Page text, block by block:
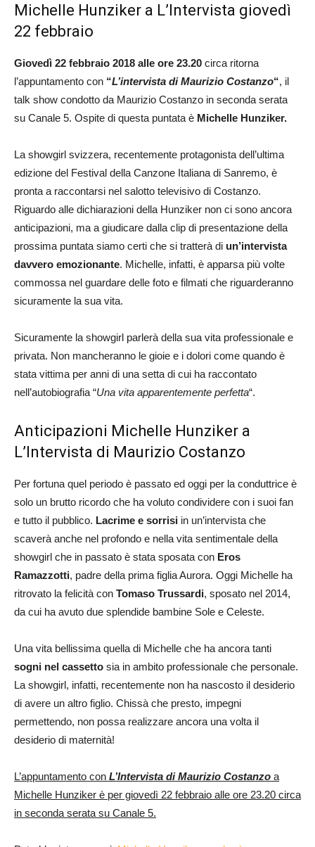
Michelle Hunziker a L’Intervista giovedì
22 febbraio
Giovedì 22 febbraio 2018 alle ore 23.20 circa ritorna
l’appuntamento con “L’intervista di Maurizio Costanzo“, il
talk show condotto da Maurizio Costanzo in seconda serata
su Canale 5. Ospite di questa puntata è Michelle Hunziker.
La showgirl svizzera, recentemente protagonista dell’ultima
edizione del Festival della Canzone Italiana di Sanremo, è
pronta a raccontarsi nel salotto televisivo di Costanzo.
Riguardo alle dichiarazioni della Hunziker non ci sono ancora
anticipazioni, ma a giudicare dalla clip di presentazione della
prossima puntata siamo certi che si tratterà di un’intervista
davvero emozionante. Michelle, infatti, è apparsa più volte
commossa nel guardare delle foto e filmati che riguarderanno
sicuramente la sua vita.
Sicuramente la showgirl parlerà della sua vita professionale e
privata. Non mancheranno le gioie e i dolori come quando è
stata vittima per anni di una setta di cui ha raccontato
nell’autobiografia “Una vita apparentemente perfetta“.
Anticipazioni Michelle Hunziker a
L’Intervista di Maurizio Costanzo
Per fortuna quel periodo è passato ed oggi per la conduttrice è
solo un brutto ricordo che ha voluto condividere con i suoi fan
e tutto il pubblico. Lacrime e sorrisi in un’intervista che
scaverà anche nel profondo e nella vita sentimentale della
showgirl che in passato è stata sposata con Eros
Ramazzotti, padre della prima figlia Aurora. Oggi Michelle ha
ritrovato la felicità con Tomaso Trussardi, sposato nel 2014,
da cui ha avuto due splendide bambine Sole e Celeste.
Una vita bellissima quella di Michelle che ha ancora tanti
sogni nel cassetto sia in ambito professionale che personale.
La showgirl, infatti, recentemente non ha nascosto il desiderio
di avere un altro figlio. Chissà che presto, impegni
permettendo, non possa realizzare ancora una volta il
desiderio di maternità!
L’appuntamento con L’Intervista di Maurizio Costanzo a
Michelle Hunziker è per giovedì 22 febbraio alle ore 23.20 circa
in seconda serata su Canale 5.